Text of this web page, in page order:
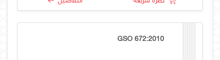
GSO 672:2010